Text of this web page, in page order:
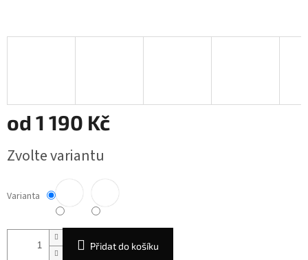
od 1 190 Kč
cena:
Zvolte variantu
Varianta
Přidat do košíku